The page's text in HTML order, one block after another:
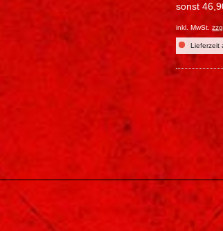
sonst
inkl. MwSt.
Lieferzeit